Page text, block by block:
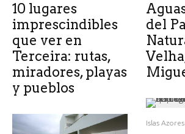
10 lugares
imprescindibles
que ver en
Terceira: rutas,
miradores, playas
y pueblos
del
Islas Azores